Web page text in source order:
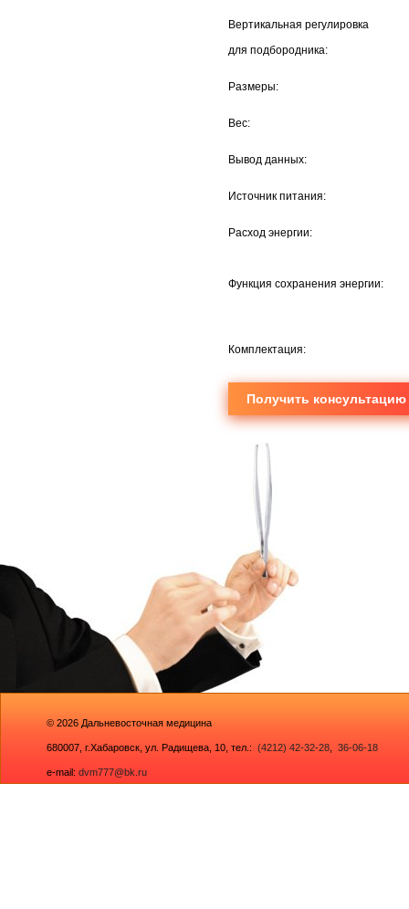
Вертикальная регулировка
для подбородника:
Размеры:
Вес:
Вывод данных:
Источник питания:
Расход энергии:
Функция сохранения энергии:
Комплектация:
Получить консультацию
© 2026 Дальневосточная медицина
680007, г.Хабаровск, ул. Радищева, 10 , тел.: (4212) 42-32-28 36-06-18
e-mail: dvm777@bk.ru